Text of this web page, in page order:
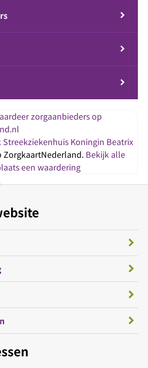
Streekziekenhuis Koningin Beatrix
ZorgkaartNederland. Bekijk alle
een waardering